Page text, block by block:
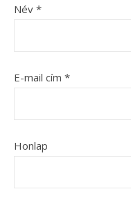
Név *
E-mail cím *
Honlap